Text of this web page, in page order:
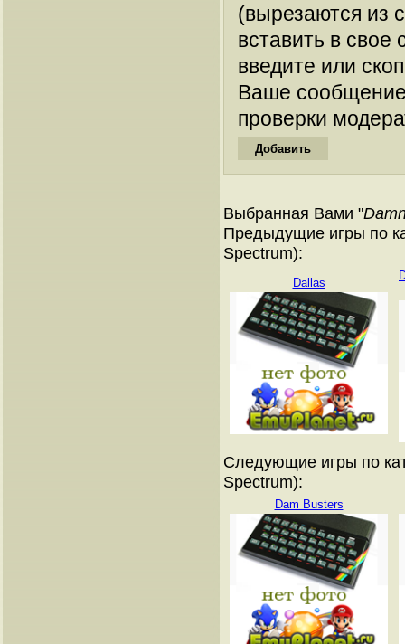
(вырезаются из
вставить в
введите или
Ваше
проверки
Выбранная Вами "
Предыдущие игры по
Spectrum):
Dallas
Следующие игры по
Spectrum):
Dam Busters